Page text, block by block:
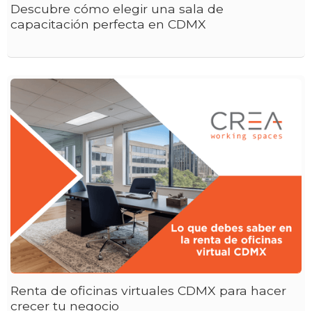
Descubre cómo elegir una sala de
capacitación perfecta en CDMX
Renta de oficinas virtuales CDMX para hacer
crecer tu negocio